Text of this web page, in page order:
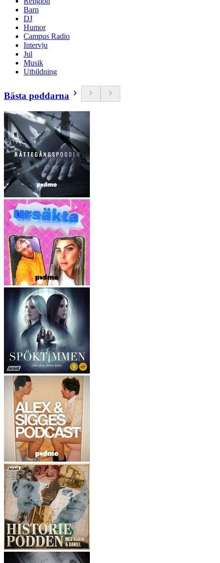
Barn
DJ
Humor
Campus Radio
Intervju
Jul
Musik
Utbildning
Bästa poddarna